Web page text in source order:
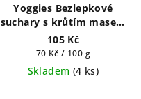
Yoggies Bezlepkové
suchary s krůtím masem
a lněným semínkem 150g
105 Kč
Měrná
cena:
70 Kč / 100 g
Skladem (4 ks)